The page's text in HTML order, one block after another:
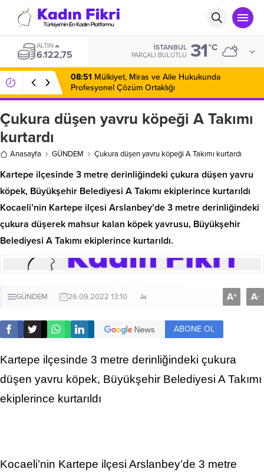
ALTIN
6.122,75
İSTANBUL
PARÇALI BULUTLU 31°C
08:51 Mülkiyet, Miras ve Aile Hukukunda
Profesyonel Çözüm Ortaklığı
Çukura düşen yavru köpeği A Takımı
kurtardı
Anasayfa GÜNDEM Çukura düşen yavru köpeği A Takımı kurtardı
Kartepe ilçesinde 3 metre derinliğindeki çukura düşen yavru
köpek, Büyükşehir Belediyesi A Takımı ekiplerince kurtarıldı
Kocaeli’nin Kartepe ilçesi Arslanbey’de 3 metre derinliğindeki
çukura düşerek mahsur kalan köpek yavrusu, Büyükşehir
Belediyesi A Takımı ekiplerince kurtarıldı.
GÜNDEM 26.09.2022 13:10 A+ A-
ABONE OL
Kartepe ilçesinde 3 metre derinliğindeki çukura
düşen yavru köpek, Büyükşehir Belediyesi A Takımı
ekiplerince kurtarıldı
Kocaeli’nin Kartepe ilçesi Arslanbey’de 3 metre